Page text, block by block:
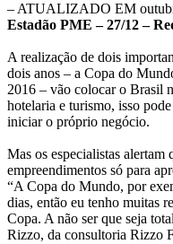
– ATUALIZADO EM
Estadão PME – 27/12 –
A realização de dois
dois anos – a Copa do
2016 – vão colocar o Brasil
hotelaria e turismo, isso
iniciar o próprio negócio.
Mas os especialistas
empreendimentos só para
“A Copa do Mundo, por
dias, então eu tenho muitas
Copa. A não ser que seja
Rizzo, da consultoria Rizzo